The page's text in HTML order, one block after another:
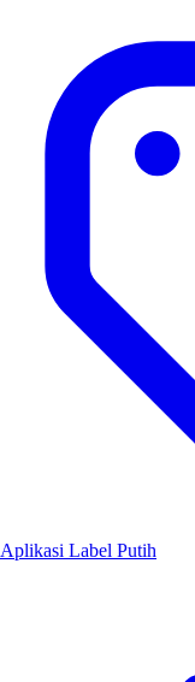
Aplikasi Label Putih